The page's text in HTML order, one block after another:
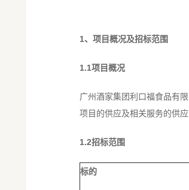
1、 项目概况及招标范围
1.1项目概况
广州酒家集团利口福食品有
项目的供应及相关服务的供应
1.2招标范围
标的